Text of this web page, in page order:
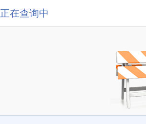
正在查询中